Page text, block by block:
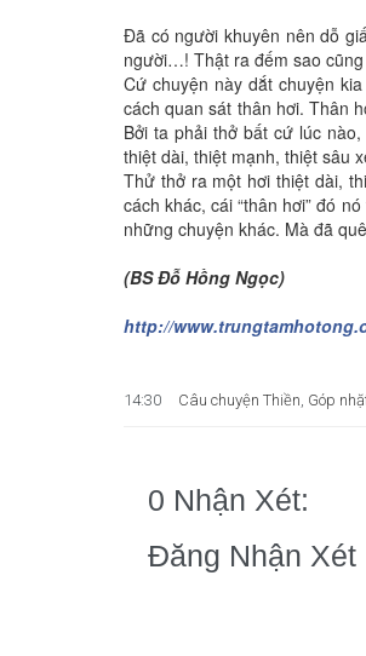
Đã có người khuyên nên dỗ
người…! Thật ra đếm sao
Cứ chuyện này dắt chuyện
cách quan sát thân hơi. Thân
Bởi ta phải thở bất cứ lúc
thiệt dài, thiệt mạnh, thiệt sâu
Thử thở ra một hơi thiệt dài,
cách khác, cái “thân hơi” đó
những chuyện khác. Mà đã
(BS Đỗ Hồng Ngọc)
http://
14:30 Câu chuyện Thiền, Góp
0 Nhận Xét:
Đăng Nhận Xét